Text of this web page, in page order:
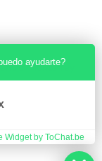
Monterrey,
17:30hs de
ayudarte?
Widget by ToChat.be